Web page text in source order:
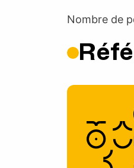
Nombre de